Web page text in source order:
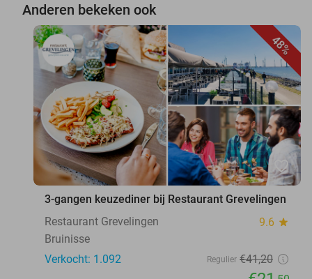
Anderen bekeken ook
48%
favorite_border
3-gangen keuzediner bij Restaurant Grevelingen
Restaurant Grevelingen
9.6 star
Bruinisse
Verkocht: 1.092
Regulier €41,20